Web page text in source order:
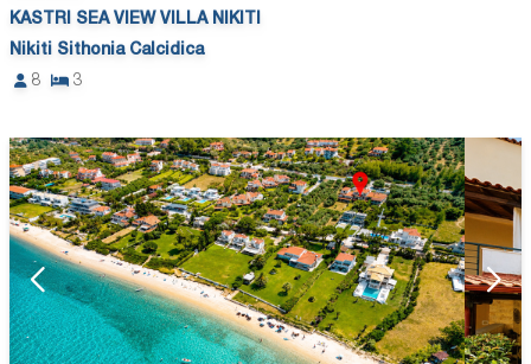
KASTRI SEA VIEW VILLA NIKITI
Nikiti Sithonia Calcidica
8
3